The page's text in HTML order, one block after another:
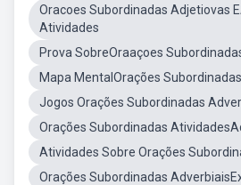
Oracoes Subordinadas Adjetiovas
Atividades
Prova SobreOraaçoes
Mapa MentalOrações
Jogos Orações Subordinadas
Orações Subordinadas
Atividades Sobre Orações
Orações Subordinadas